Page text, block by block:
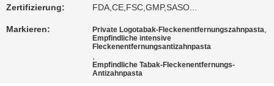
MIT
UNS
VERBINDUNG
Zertifizierung: FDA,CE,FSC,GMP,SASO...
Markieren: Private Logotabak-Fleckenentfernungszahnpasta,
Empfindliche intensive
Fleckenentfernungsantizahnpasta
,
Empfindliche Tabak-Fleckenentfernungs-
Antizahnpasta